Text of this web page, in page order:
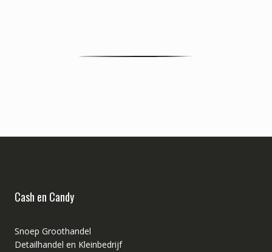
Cash en Candy
Snoep Groothandel
Detailhandel en Kleinbedrijf